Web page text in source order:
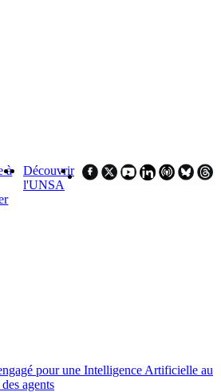
à
Découvrir
l'UNSA
pour une Intelligence Artificielle au
agents